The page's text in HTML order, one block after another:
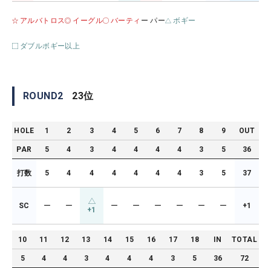
アルバトロス イーグル バーティ ー パー ボギー
ダブルボギー以上
ROUND2 23位
HOLE 1 2 3 4 5 6 7 8 9 OUT
PAR 5 4 3 4 4 4 4 3 5 36
打数 5 4 4 4 4 4 4 3 5 37
SC ー ー +1 ー ー ー ー ー ー +1
10 11 12 13 14 15 16 17 18 IN TOTAL
5 4 4 3 4 4 4 3 5 36 72